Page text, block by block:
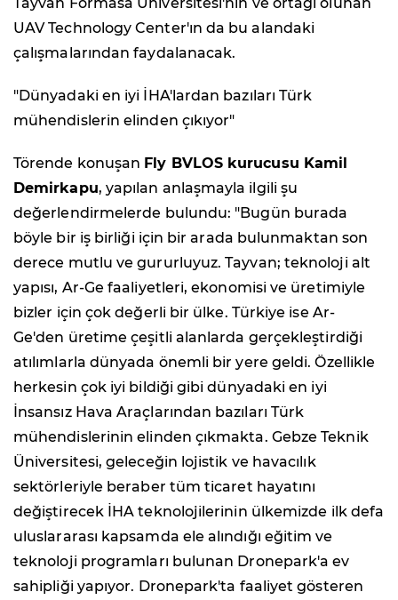
UAV Technology Center'ın da bu alandaki
çalışmalarından faydalanacak.
"Dünyadaki en iyi İHA'lardan bazıları Türk
mühendislerin elinden çıkıyor"
Törende konuşan Fly BVLOS kurucusu Kamil
Demirkapu, yapılan anlaşmayla ilgili şu
değerlendirmelerde bulundu: "Bugün burada
böyle bir iş birliği için bir arada bulunmaktan son
derece mutlu ve gururluyuz. Tayvan; teknoloji alt
yapısı, Ar-Ge faaliyetleri, ekonomisi ve üretimiyle
bizler için çok değerli bir ülke. Türkiye ise Ar-
Ge'den üretime çeşitli alanlarda gerçekleştirdiği
atılımlarla dünyada önemli bir yere geldi. Özellikle
herkesin çok iyi bildiği gibi dünyadaki en iyi
İnsansız Hava Araçlarından bazıları Türk
mühendislerinin elinden çıkmakta. Gebze Teknik
Üniversitesi, geleceğin lojistik ve havacılık
sektörleriyle beraber tüm ticaret hayatını
değiştirecek İHA teknolojilerinin ülkemizde ilk defa
uluslararası kapsamda ele alındığı eğitim ve
teknoloji programları bulunan Dronepark'a ev
sahipliği yapıyor. Dronepark'ta faaliyet gösteren